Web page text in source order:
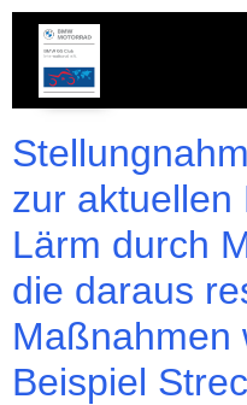
zur aktuellen
Lärm durch
die daraus
Maßnahmen
Beispiel